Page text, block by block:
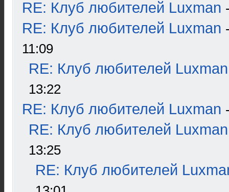
RE: Клуб любителей Luxman
RE: Клуб любителей Luxman
11:09
RE: Клуб любителей Luxman
13:22
RE: Клуб любителей Luxman
RE: Клуб любителей Luxman
13:25
RE: Клуб любителей